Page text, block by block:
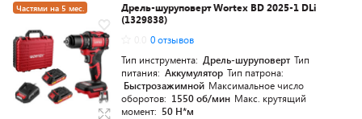
Частями на 5 мес.
Разумная цена
Дрель-шуруповерт Wortex BD 2025-1 DLi
(1329838)
0 отзывов
Тип инструмента: Дрель-шуруповерт Тип
питания: Аккумулятор Тип патрона:
Быстрозажимной Максимальное число
оборотов: 1550 об/мин Макс. крутящий
момент: 50 Н*м